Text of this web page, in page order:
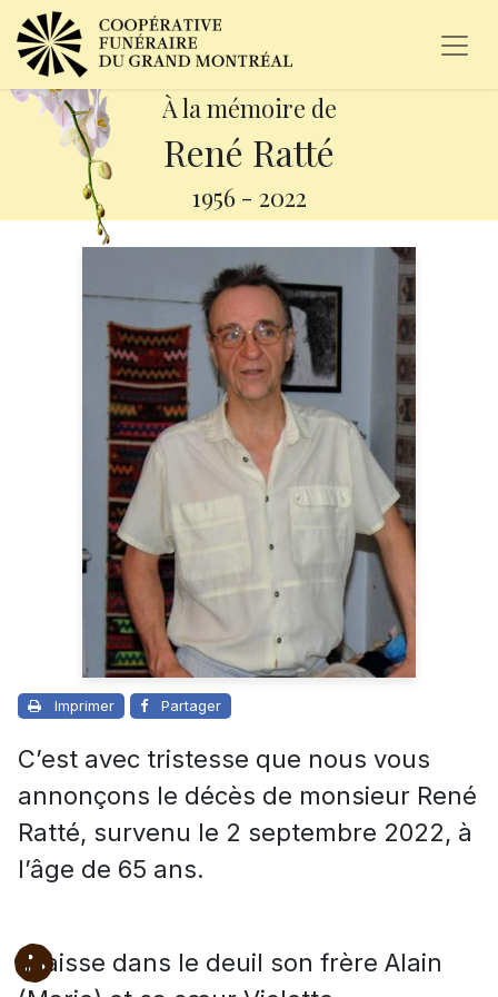
À la mémoire de
René Ratté
1956 - 2022
Imprimer Partager
C’est avec tristesse que nous vous
annonçons le décès de monsieur René
Ratté, survenu le 2 septembre 2022, à
l’âge de 65 ans.
Il laisse dans le deuil son frère Alain